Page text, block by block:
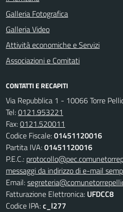
Galleria Fotografica
Galleria Video
Attività economiche e Servizi
Associazioni e Comitati
CONTATTI E RECAPITI
Via Repubblica 1 - 10066 Torre
Tel:0121.953221
Fax:0121.520011
Codice Fiscale:01451120016
Partita IVA:01451120016
P.E.C.:
messaggi da indirizzo di e-mail
Email:
Fatturazione Elettronica: UFDCC8
Codice IPA:c_l277